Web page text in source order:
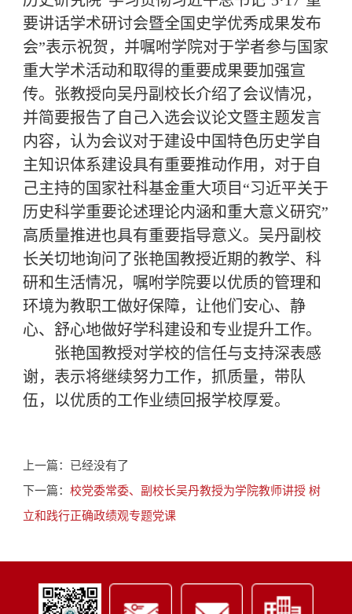
要讲话学术研讨会暨全国史学优秀成果发布
会”表示祝贺，并嘱咐学院对于学者参与国家
重大学术活动和取得的重要成果要加强宣
传。张教授向吴丹副校长介绍了会议情况，
并简要报告了自己入选会议论文暨主题发言
内容，认为会议对于建设中国特色历史学自
主知识体系建设具有重要推动作用，对于自
己主持的国家社科基金重大项目“习近平关于
历史科学重要论述理论内涵和重大意义研究”
高质量推进也具有重要指导意义。吴丹副校
长关切地询问了张艳国教授近期的教学、科
研和生活情况，嘱咐学院要以优质的管理和
环境为教职工做好保障，让他们安心、静
心、舒心地做好学科建设和专业提升工作。
张艳国教授对学校的信任与支持深表感
谢，表示将继续努力工作，抓质量，带队
伍，以优质的工作业绩回报学校厚爱。
上一篇：已经没有了
下一篇： 校党委常委、副校长吴丹教授为学院教师讲授 树
立和践行正确政绩观专题党课